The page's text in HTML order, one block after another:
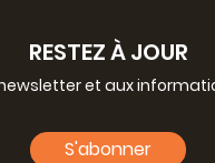
RESTEZ À JOUR
et aux
S'abonner